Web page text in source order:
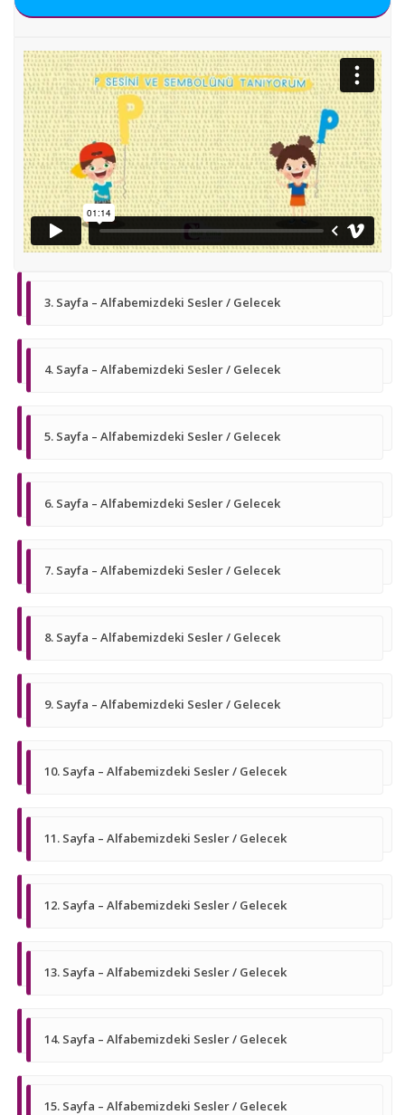
3. Sayfa – Alfabemizdeki Sesler / Gelecek
4. Sayfa – Alfabemizdeki Sesler / Gelecek
5. Sayfa – Alfabemizdeki Sesler / Gelecek
6. Sayfa – Alfabemizdeki Sesler / Gelecek
7. Sayfa – Alfabemizdeki Sesler / Gelecek
8. Sayfa – Alfabemizdeki Sesler / Gelecek
9. Sayfa – Alfabemizdeki Sesler / Gelecek
10. Sayfa – Alfabemizdeki Sesler / Gelecek
11. Sayfa – Alfabemizdeki Sesler / Gelecek
12. Sayfa – Alfabemizdeki Sesler / Gelecek
13. Sayfa – Alfabemizdeki Sesler / Gelecek
14. Sayfa – Alfabemizdeki Sesler / Gelecek
15. Sayfa – Alfabemizdeki Sesler / Gelecek